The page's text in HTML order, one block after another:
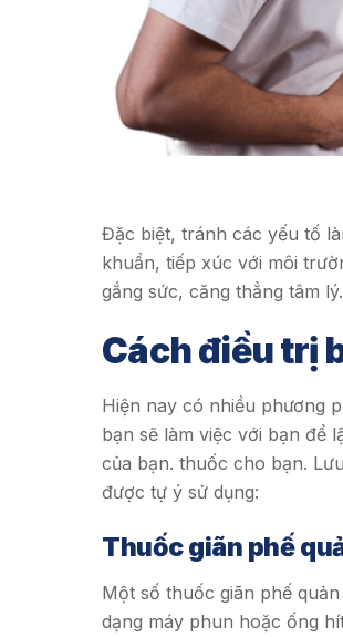
Đặc biệt, tránh các yếu tố
khuẩn, tiếp xúc với môi
gắng sức, căng thẳng tâm
Cách điều trị
Hiện nay có nhiều phương
bạn sẽ làm việc với bạn để
của bạn. thuốc cho bạn.
được tự ý sử dụng:
Thuốc giãn phế
Một số thuốc giãn phế
dạng máy phun hoặc ống